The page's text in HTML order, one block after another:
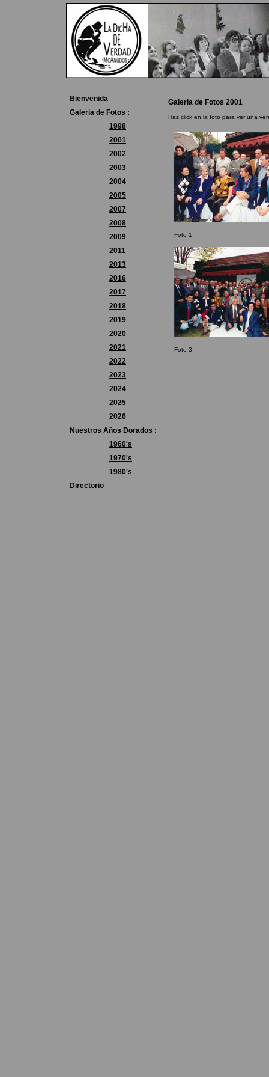
Bienvenida
Galeria de Fotos :
1998
2001
2002
2003
2004
2005
2007
2008
2009
2011
2013
2016
2017
2018
2019
2020
2021
2022
2023
2024
2025
2026
Nuestros Años Dorados :
1960's
1970's
1980's
Directorio
Galeria de Fotos 2001
Haz click en la foto para ver una
Foto 1
Foto 3